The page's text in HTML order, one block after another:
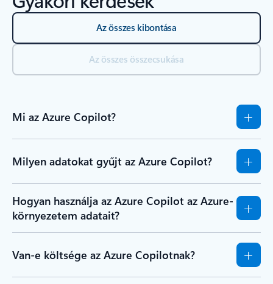
Gyakori kérdések
Az összes kibontása
Az összes összecsukása
Hogyan használja az Azure Copilot az Azure-
környezetem adatait?